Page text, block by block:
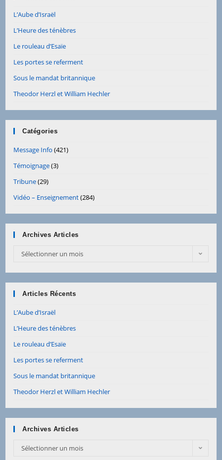
L’Aube d’Israël
L’Heure des ténèbres
Le rouleau d’Esaïe
Les portes se referment
Sous le mandat britannique
Theodor Herzl et William Hechler
Catégories
Message Info (421)
Témoignage(3)
Tribune(29)
Vidéo – Enseignement(284)
Archives Articles
Sélectionner un mois
Articles Récents
L’Aube d’Israël
L’Heure des ténèbres
Le rouleau d’Esaïe
Les portes se referment
Sous le mandat britannique
Theodor Herzl et William Hechler
Archives Articles
Sélectionner un mois